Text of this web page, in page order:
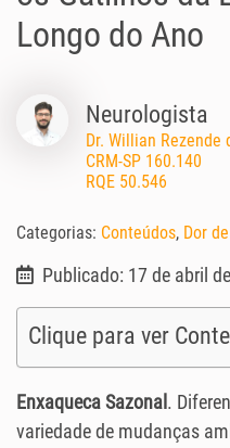
Longo do Ano
Neurologista
Dr. Willian Rezende
CRM-SP 160.140
RQE 50.546
Categorias: Conteúdos, Dor
Publicado: 17 de abril
Clique para ver
Enxaqueca Sazonal .
variedade de mudanças